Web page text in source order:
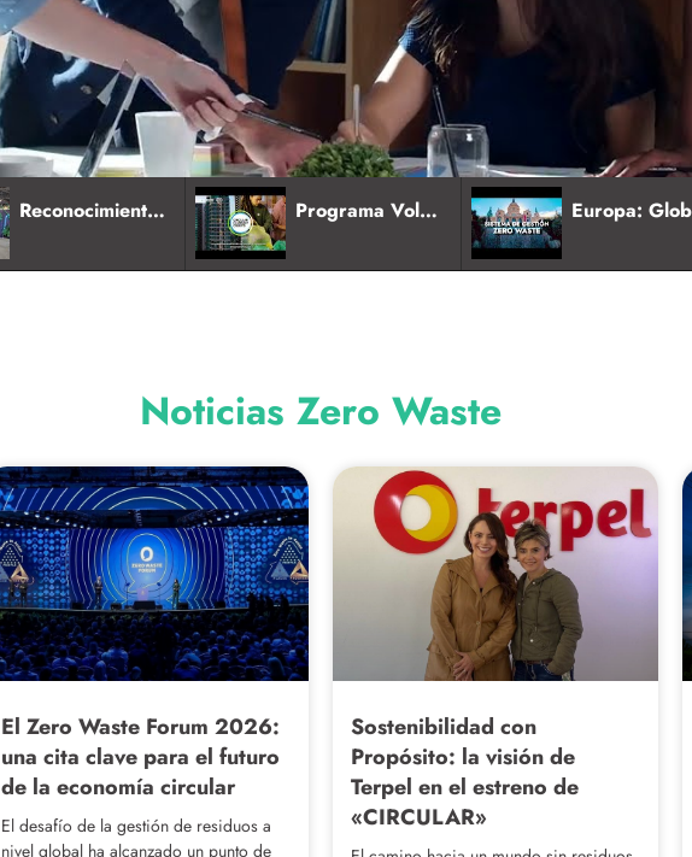
Reconocimiento de Eventos Zero Waste Programa Voluntario Economía Circular PVEC
Noticias Zero Waste
El Zero Waste Forum 2026:
una cita clave para el futuro
de la economía circular
El desafío de la gestión de residuos a
nivel global ha alcanzado un punto de
Sostenibilidad con
Propósito: la visión de
Terpel en el estreno de
«CIRCULAR»